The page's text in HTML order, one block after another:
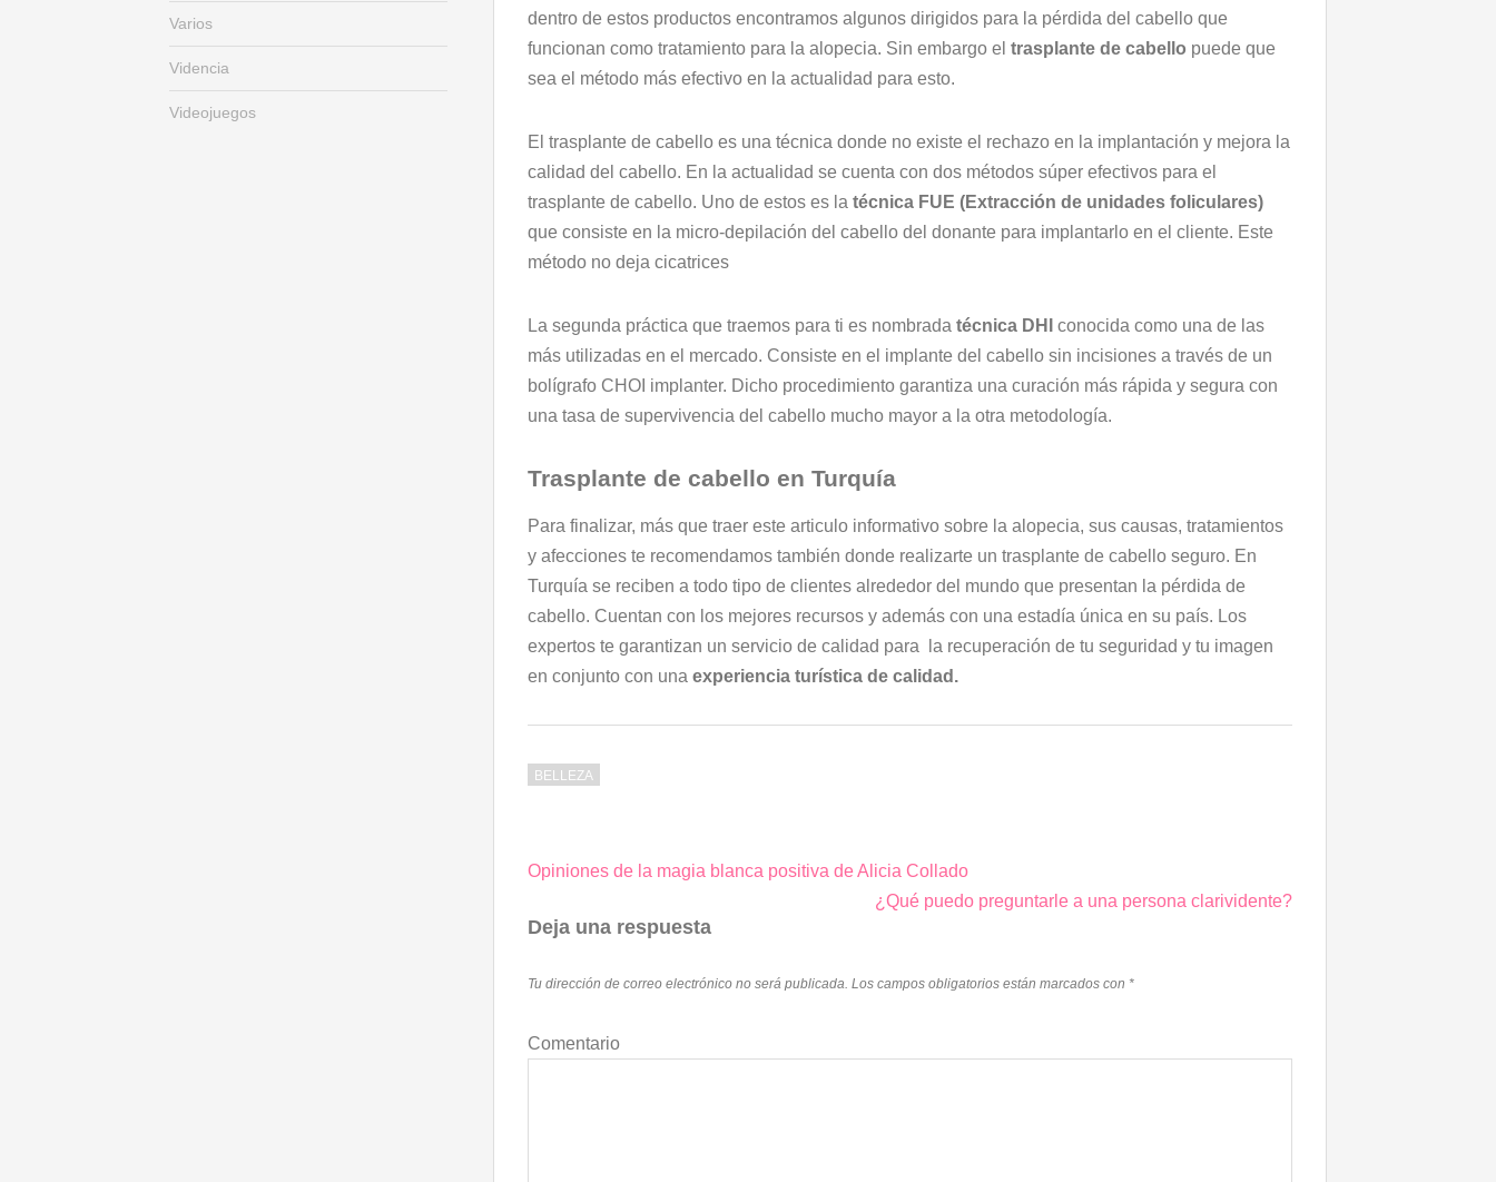
dentro de estos productos encontramos algunos dirigidos para la pérdida del cabello que
funcionan como tratamiento para la alopecia. Sin embargo eltrasplante de cabello puede que
sea el método más efectivo en la actualidad para esto.
El trasplante de cabello es una técnica donde no existe el rechazo en la implantación y mejora la
calidad del cabello. En la actualidad se cuenta con dos métodos súper efectivos para el
trasplante de cabello. Uno de estos es latécnica FUE (Extracción de unidades foliculares)
que consiste en la micro-depilación del cabello del donante para implantarlo en el cliente. Este
método no deja cicatrices
La segunda práctica que traemos para ti es nombradatécnica DHI
conocida como una de las
más utilizadas en el mercado. Consiste en el implante del cabello sin incisiones a través de un
bolígrafo CHOI implanter. Dicho procedimiento garantiza una curación más rápida y segura con
una tasa de supervivencia del cabello mucho mayor a la otra metodología.
Trasplante de cabello en Turquía
Para finalizar, más que traer este articulo informativo sobre la alopecia, sus causas, tratamientos
y afecciones te recomendamos también donde realizarte un trasplante de cabello seguro. En
Turquía se reciben a todo tipo de clientes alrededor del mundo que presentan la pérdida de
cabello. Cuentan con los mejores recursos y además con una estadía única en su país. Los
expertos te garantizan un servicio de calidad para la recuperación de tu seguridad y tu imagen
en conjunto con unaexperiencia turística de calidad.
BELLEZA
de
entradas
Opiniones de la magia blanca positiva de Alicia Collado
¿Qué puedo preguntarle a una persona clarividente?
Deja una respuesta
Tu dirección de correo electrónico no será publicada. Los campos obligatorios están marcados con *
Comentario
Varios
Videncia
Videojuegos